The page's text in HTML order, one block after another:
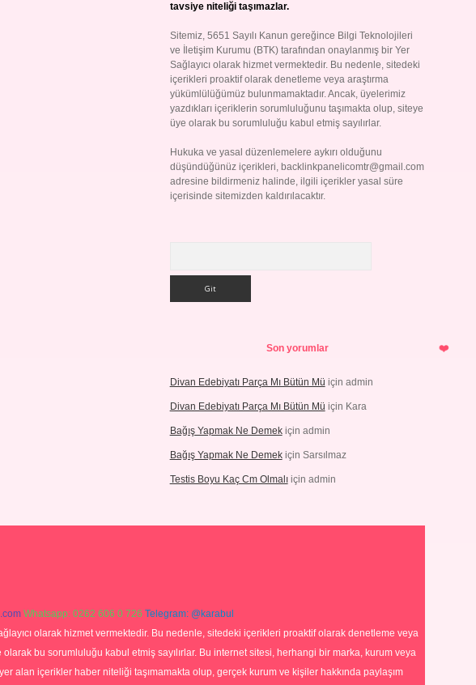
tavsiye niteliği taşımazlar.
Sitemiz, 5651 Sayılı Kanun gereğince Bilgi Teknolojileri
ve İletişim Kurumu (BTK) tarafından onaylanmış bir Yer
Sağlayıcı olarak hizmet vermektedir. Bu nedenle, sitedeki
içerikleri proaktif olarak denetleme veya araştırma
yükümlülüğümüz bulunmamaktadır. Ancak, üyelerimiz
yazdıkları içeriklerin sorumluluğunu taşımakta olup, siteye
üye olarak bu sorumluluğu kabul etmiş sayılırlar.
Hukuka ve yasal düzenlemelere aykırı olduğunu
düşündüğünüz içerikleri, backlinkpanelicomtr@gmail.com
adresine bildirmeniz halinde, ilgili içerikler yasal süre
içerisinde sitemizden kaldırılacaktır.
Son yorumlar
Divan Edebiyatı Parça Mı Bütün Mü için admin
Divan Edebiyatı Parça Mı Bütün Mü için Kara
Bağış Yapmak Ne Demekiçin admin
Bağış Yapmak Ne Demekiçin Sarsılmaz
Testis Boyu Kaç Cm Olmalıiçin admin
Whatsapp: 0262 606 0 726 Telegram: @karabul
olarak hizmet vermektedir. Bu nedenle, sitedeki içerikleri proaktif olarak denetleme veya
bu sorumluluğu kabul etmiş sayılırlar. Bu internet sitesi, herhangi bir marka, kurum veya
alan içerikler haber niteliği taşımamakta olup, gerçek kurum ve kişiler hakkında paylaşım